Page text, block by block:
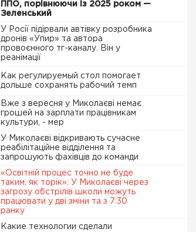
ППО, порівнюючи із 2025 роком —
Зеленський
У Росії підірвали автівку розробника
дронів «Упир» та автора
провоєнного тг-каналу. Він у
реанімації
Как регулируемый стол помогает
дольше сохранять рабочий темп
Вже з вересня у Миколаєві немає
грошей на зарплати працівникам
культури, - мер
У Миколаєві відкривають сучасне
реабілітаційне відділення та
запрошують фахівців до команди
«Освітній процес точно не буде
таким, як торік»: У Миколаєві через
загрозу обстрілів школи можуть
працювати у дві зміни та з 7:30
ранку
Какие технологии сделали